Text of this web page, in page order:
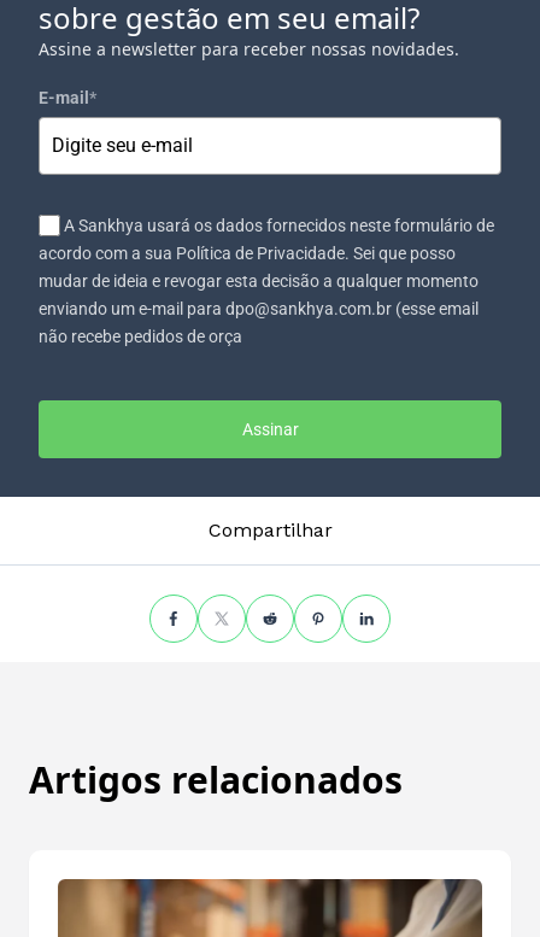
sobre gestão em seu email?
Assine a newsletter para receber nossas novidades.
E-mail *
A Sankhya usará os dados fornecidos neste formulário de
acordo com a sua Política de Privacidade. Sei que posso
mudar de ideia e revogar esta decisão a qualquer momento
enviando um e-mail para dpo@sankhya.com.br (esse email
não recebe pedidos de orça
Assinar
Compartilhar
Artigos relacionados